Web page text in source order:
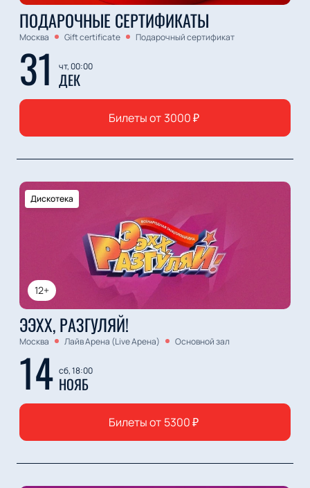
ПОДАРОЧНЫЕ СЕРТИФИКАТЫ
Москва Gift certificate Подарочный сертификат
31 чт, 00:00
ДЕК
Билеты от 3000₽
12+
Дискотека
ЭЭХХ, РАЗГУЛЯЙ!
Москва Лайв Арена (Live Арена) Основной зал
14 сб, 18:00
НОЯБ
Билеты от 5300₽